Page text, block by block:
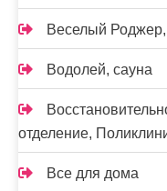
Веселый Роджер,
Водолей, сауна
отделение,
Все для дома